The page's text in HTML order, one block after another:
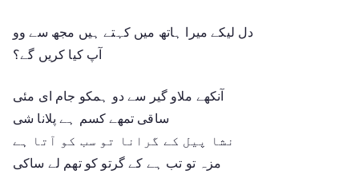
دل لیکے میرا ہاتھ میں کہتے ہیں مجھ سے وو
آپ کیا کریں گے؟
آنکھے ملاو گیر سے دو ہمکو جام ای مئی
ساقی تمھے کسم ہے پلانا شی
نشا پیل کے گرانا تو سب کو آتا ہے
مزہ تو تب ہے کے گرتو کو تھم لے ساکی